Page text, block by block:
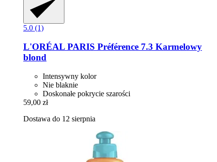
5.0 (1)
L'ORÉAL PARIS Préférence 7.3 Karmelowy
blond
Intensywny kolor
Nie blaknie
Doskonałe pokrycie szarości
59,00 zł
Dostawa do 12 sierpnia